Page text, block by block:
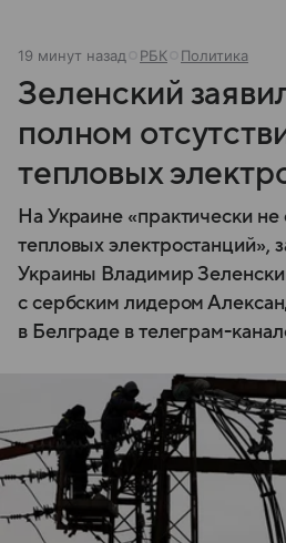
19 минут назад РБК Политика
Зеленский
полном
тепловых
На Украине «практически
тепловых электростанций»,
Украины Владимир
с сербским лидером
в Белграде в телеграм-